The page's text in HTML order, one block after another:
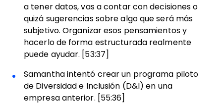
a tener datos, vas a contar con decisiones o
quizá sugerencias sobre algo que será más
subjetivo. Organizar esos pensamientos y
hacerlo de forma estructurada realmente
puede ayudar. [53:37]
Samantha intentó crear un programa piloto
de Diversidad e Inclusión (D&I) en una
empresa anterior. [55:36]